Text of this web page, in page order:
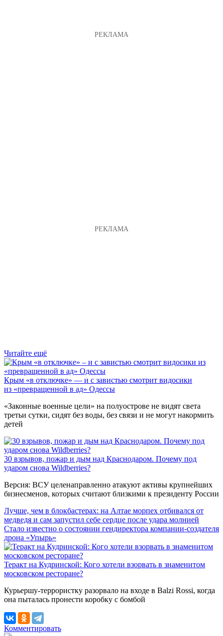
Читайте ещё
Крым «в отключке» — и с завистью смотрит видосики
из «превращенной в ад» Одессы
«Законные военные цели» на полуострове не видят света
третьи сутки, сидят без воды, без связи и не могут накормить
детей
30 взрывов, пожар и дым над Краснодаром. Почему под
ударом снова Wildberries?
Версия: ВСУ целенаправленно атакуют активы крупнейших
бизнесменов, которых считают близкими к президенту России
Лучше, чем в блокбастерах: на Алтае морпех отбивался от
медведя и сам запустил себе сердце после удара молнией
Стало известно о состоянии гендиректора компании-создателя
дрона «Упырь»
Теракт на Кудринской: Кого хотели взорвать в знаменитом
московском ресторане?
Курьершу-террористку разорвало на входе в Balzi Rossi, когда
она пыталась пронести коробку с бомбой
Комментировать